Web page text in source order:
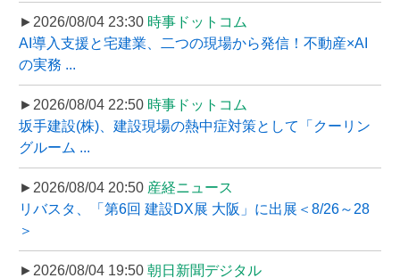
►2026/08/04 23:30 時事ドットコム
AI導入支援と宅建業、二つの現場から発信！不動産×AI
の実務 ...
►2026/08/04 22:50 時事ドットコム
坂手建設(株)、建設現場の熱中症対策として「クーリン
グルーム ...
►2026/08/04 20:50 産経ニュース
リバスタ、「第6回 建設DX展 大阪」に出展＜8/26～28
＞
►2026/08/04 19:50 朝日新聞デジタル